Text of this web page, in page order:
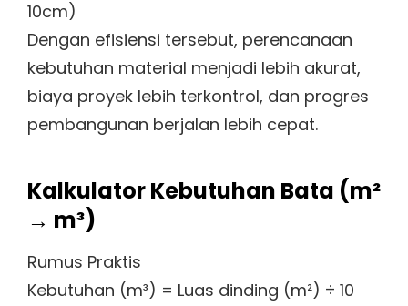
10cm)
Dengan efisiensi tersebut, perencanaan
kebutuhan material menjadi lebih akurat,
biaya proyek lebih terkontrol, dan progres
pembangunan berjalan lebih cepat.
Kalkulator Kebutuhan Bata (m²
→ m³)
Rumus Praktis
Kebutuhan (m³) = Luas dinding (m²) ÷ 10